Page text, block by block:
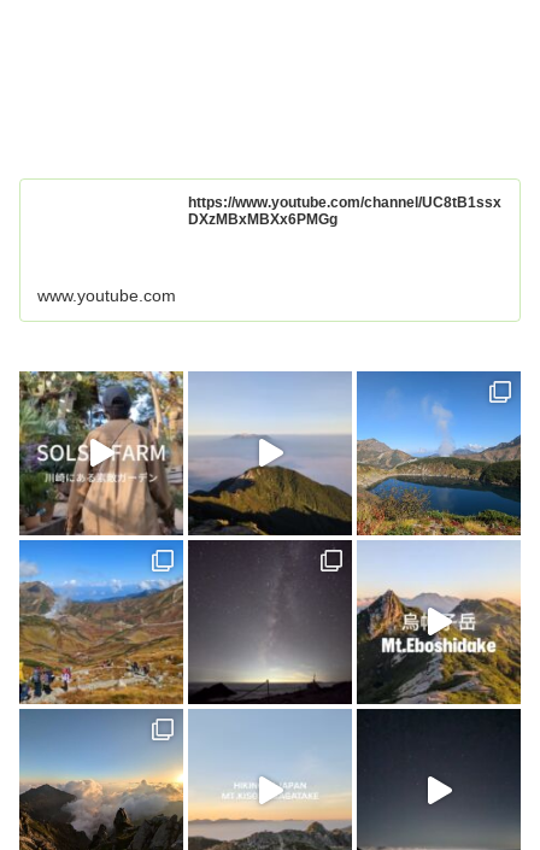
https://www.youtube.com/channel/UC8tB1ssx
DXzMBxMBXx6PMGg
www.youtube.com